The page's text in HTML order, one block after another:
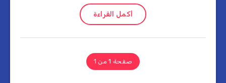
أكمل القراءة
صفحة 1 من 1